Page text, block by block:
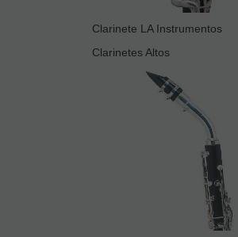
Clarinete LA Instrumentos
Clarinetes Altos